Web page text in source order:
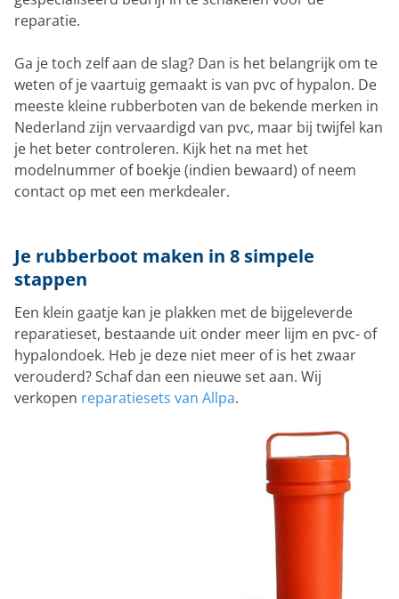
reparatie.
Ga je toch zelf aan de slag? Dan is het belangrijk om te
weten of je vaartuig gemaakt is van pvc of hypalon. De
meeste kleine rubberboten van de bekende merken in
Nederland zijn vervaardigd van pvc, maar bij twijfel kan
je het beter controleren. Kijk het na met het
modelnummer of boekje (indien bewaard) of neem
contact op met een merkdealer.
Je rubberboot maken in 8 simpele
stappen
Een klein gaatje kan je plakken met de bijgeleverde
reparatieset, bestaande uit onder meer lijm en pvc- of
hypalondoek. Heb je deze niet meer of is het zwaar
verouderd? Schaf dan een nieuwe set aan. Wij
verkopen reparatiesets van Allpa.